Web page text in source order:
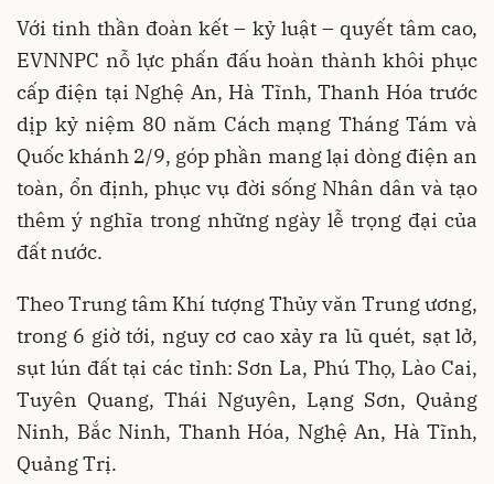
Với tinh thần đoàn kết – kỷ luật – quyết tâm cao,
EVNNPC nỗ lực phấn đấu hoàn thành khôi phục
cấp điện tại Nghệ An, Hà Tĩnh, Thanh Hóa trước
dịp kỷ niệm 80 năm Cách mạng Tháng Tám và
Quốc khánh 2/9, góp phần mang lại dòng điện an
toàn, ổn định, phục vụ đời sống Nhân dân và tạo
thêm ý nghĩa trong những ngày lễ trọng đại của
đất nước.
Theo Trung tâm Khí tượng Thủy văn Trung ương,
trong 6 giờ tới, nguy cơ cao xảy ra lũ quét, sạt lở,
sụt lún đất tại các tỉnh: Sơn La, Phú Thọ, Lào Cai,
Tuyên Quang, Thái Nguyên, Lạng Sơn, Quảng
Ninh, Bắc Ninh, Thanh Hóa, Nghệ An, Hà Tĩnh,
Quảng Trị.